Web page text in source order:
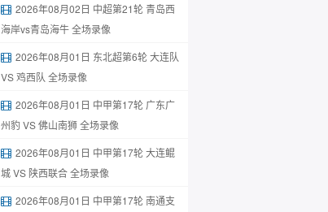
2026年08月02日 中超第21轮 青岛西
海岸vs青岛海牛 全场录像
2026年08月01日 东北超第6轮 大连队
VS 鸡西队 全场录像
2026年08月01日 中甲第17轮 广东广
州豹 VS 佛山南狮 全场录像
2026年08月01日 中甲第17轮 大连鲲
城 VS 陕西联合 全场录像
2026年08月01日 中甲第17轮 南通支